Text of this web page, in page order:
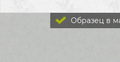
Образец в